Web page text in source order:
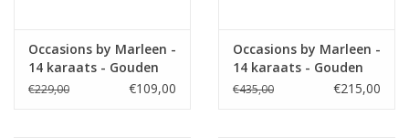
Occasions by Marleen -
14 karaats - Gouden
oorring
€229,00 €109,00
Occasions by Marleen -
14 karaats - Gouden
oorringen
€435,00 €215,00